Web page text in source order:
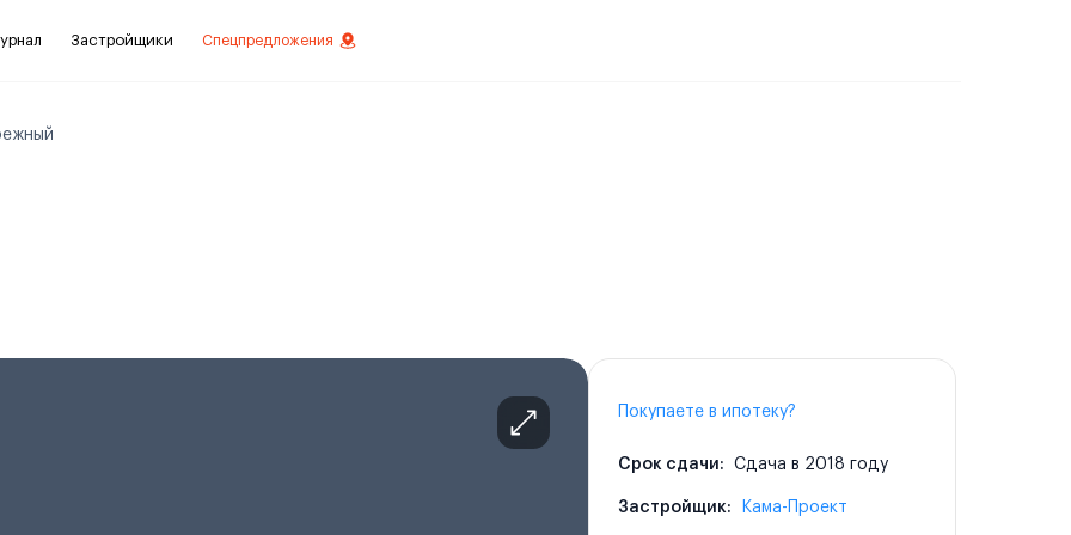
Застройщики Спецпредложения
Покупаете в ипотеку?
Срок сдачи: Сдача в 2018 году
Застройщик: Кама-Проект